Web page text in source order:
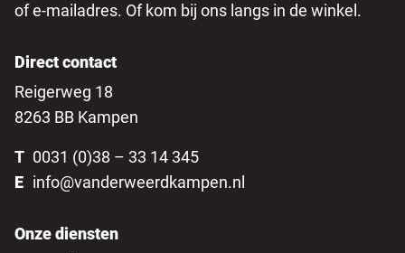
of e-mailadres. Of kom bij ons langs in de winkel.
Direct contact
Reigerweg 18
8263 BB Kampen
T 0031 (0)38 – 33 14 345
E info@vanderweerdkampen.nl
Onze diensten